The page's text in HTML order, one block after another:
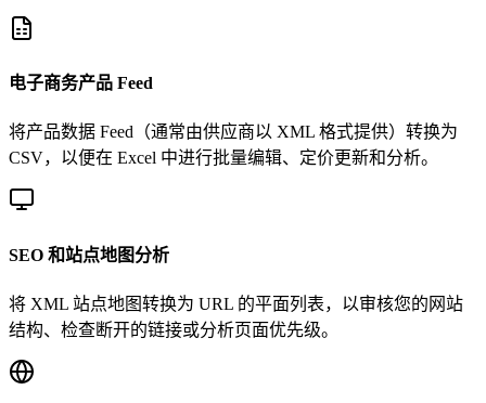
电子商务产品 Feed
将产品数据 Feed（通常由供应商以 XML 格式提供）转换为
CSV，以便在 Excel 中进行批量编辑、定价更新和分析。
SEO 和站点地图分析
将 XML 站点地图转换为 URL 的平面列表，以审核您的网站
结构、检查断开的链接或分析页面优先级。